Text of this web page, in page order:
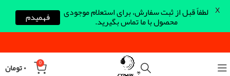
0 ۰تومان
لطفاً قبل از ثبت سفارش، برای استعلام موجودی
محصول با ما تماس بگیرید. فهمیدم X